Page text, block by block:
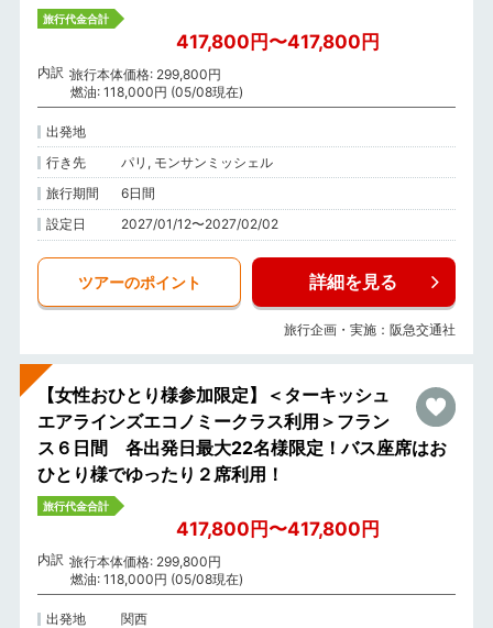
旅行代金合計
417,800円〜417,800円
内訳 旅行本体価格: 299,800円
燃油: 118,000円 (05/08現在)
出発地
行き先
パリ, モンサンミッシェル
旅行期間
6日間
設定日
2027/01/12〜2027/02/02
ツアーのポイント 詳細を見る
旅行企画・実施：阪急交通社
【女性おひとり様参加限定】＜ターキッシュ
エアラインズエコノミークラス利用＞フラン
ス６日間 各出発日最大22名様限定！バス座席はお
ひとり様でゆったり２席利用！
旅行代金合計
417,800円〜417,800円
内訳 旅行本体価格: 299,800円
燃油: 118,000円 (05/08現在)
出発地
関西